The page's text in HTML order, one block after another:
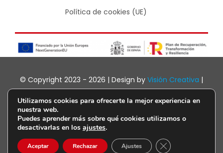
Política de cookies (UE)
© Copyright 2023 - 2026 | Design by Visión Creativa |
Powered byWordPress
Utilizamos cookies para ofrecerte la mejor experiencia en
nuestra web.
Puedes aprender más sobre qué cookies utilizamos o
desactivarlas en los ajustes.
Aceptar Rechazar Ajustes Cerrar el banner